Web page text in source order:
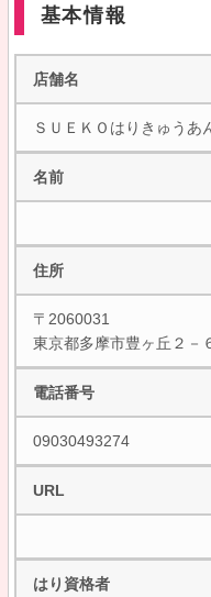
基本情報
店舗名
ＳＵＥＫＯはりきゅうあ
名前
住所
〒2060031
東京都多摩市豊ヶ丘２
電話番号
09030493274
URL
はり資格者